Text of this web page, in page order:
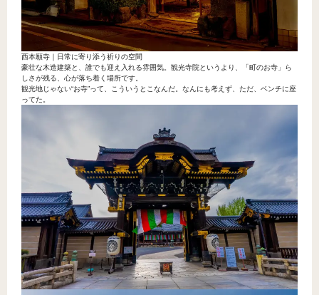
西本願寺｜日常に寄り添う祈りの空間
豪壮な木造建築と、誰でも迎え入れる雰囲気。観光寺院というより、「町のお寺」ら
しさが残る、心が落ち着く場所です。
観光地じゃない“お寺”って、こういうとこなんだ。なんにも考えず、ただ、ベンチに座
ってた。